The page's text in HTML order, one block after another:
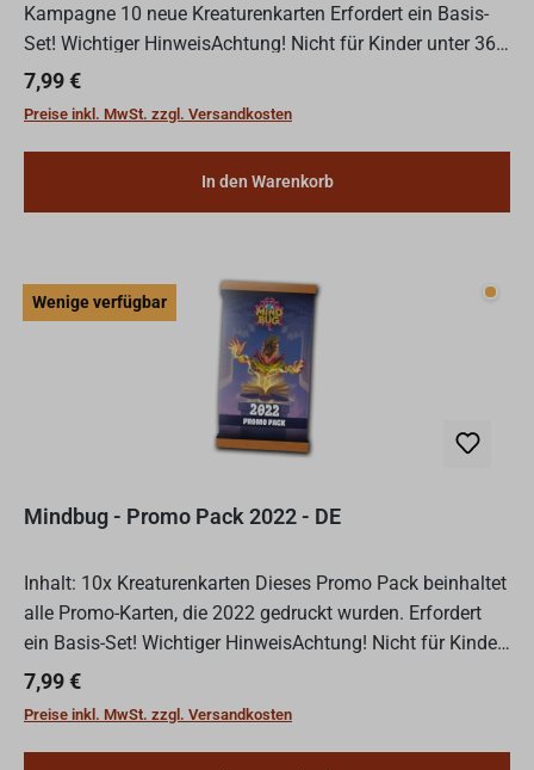
Kampagne 10 neue Kreaturenkarten Erfordert ein Basis-
Set! Wichtiger HinweisAchtung! Nicht für Kinder unter 36
Monaten geeignet. Erstickungsgefahr wegen
verschluckbar...
Regulärer Preis:
7,99 €
Preise inkl. MwSt. zzgl. Versandkosten
In den Warenkorb
Wenige verfügbar
Mindbug - Promo Pack 2022 - DE
Inhalt: 10x Kreaturenkarten Dieses Promo Pack beinhaltet
alle Promo-Karten, die 2022 gedruckt wurden. Erfordert
ein Basis-Set! Wichtiger HinweisAchtung! Nicht für Kinder
unter 36 Monaten geeignet. Erstickungsgefahr...
Regulärer Preis:
7,99 €
Preise inkl. MwSt. zzgl. Versandkosten